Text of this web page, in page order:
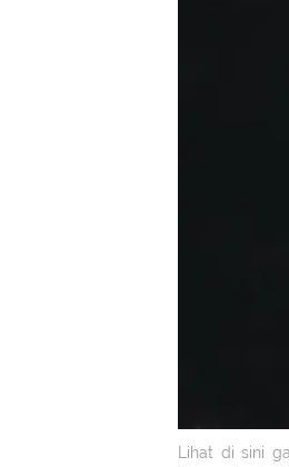
Lihat di sini